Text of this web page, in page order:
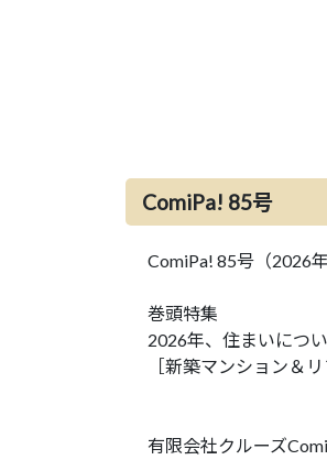
ComiPa! 85号
ComiPa! 85号（2026年
巻頭特集
2026年、住まいにつ
［新築マンション＆リ
有限会社クルーズ